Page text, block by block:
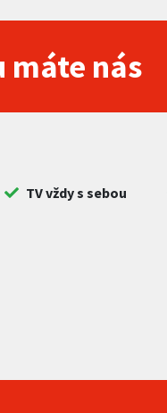
máte nás
TV vždy s sebou